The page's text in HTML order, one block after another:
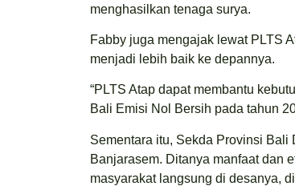
menghasilkan tenaga surya.
Fabby juga mengajak lewat PLTS
menjadi lebih baik ke depannya.
“PLTS Atap dapat membantu
Bali Emisi Nol Bersih pada tahun
Sementara itu, Sekda Provinsi Bali
Banjarasem. Ditanya manfaat dan
masyarakat langsung di desanya,